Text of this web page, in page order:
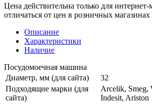
Цена действительна только для
отличаться от цен в розничных магазинах
Описание
Характеристики
Наличие
Посудомоечная машина
Диаметр, мм (для сайта)
32
Подходящие марки (для
сайта)
Arcelik, Smeg,
Indesit, Ariston